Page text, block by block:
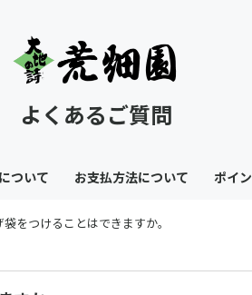
よくあるご質問
ついて お支払方法について ポイ
をつけることはできますか。